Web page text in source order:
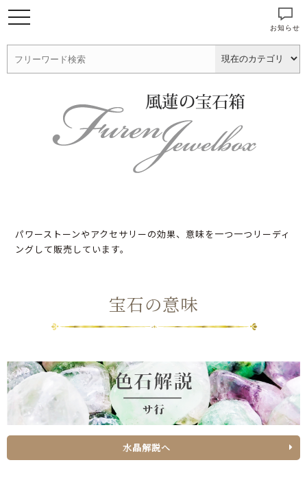
パワーストーンやアクセサリーの効果、意味を一つ一つリーディ
ングして販売しています。
お知らせ
宝石の意味
水晶解説へ